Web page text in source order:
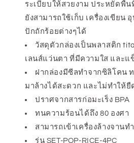
I
OXO
Pop
4
Pc
(no
Box)
I
OXO
Pop
Rice
4
Pc
(no
ระเบียบให้สวยงาม ประหยัดพื้
ยังสามารถใช้เก็บ เครื่องเขียน
ปักถักร้อยต่างๆได้
วัสดุตัวกล่องเป็นพลาสติก
เลนส์แว่นตา ที่มีความใส และแ
ฝากล่องมีซีลทำจากซิลิโคน
มาล้างได้สะดวก และไม่ทำให้ยื
ปราศจากสารก่อมะเร็ง BPA
ทนความร้อนได้ถึง 80 องศา
สามารถเข้าเครื่องล้างจาน
รุ่น SET-POP-RICE-4PC